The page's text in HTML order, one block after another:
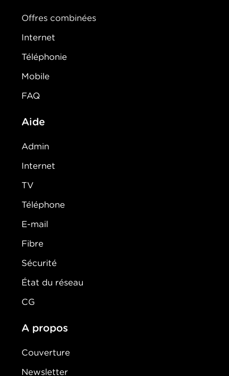
Offres combinées
Internet
Téléphonie
Mobile
FAQ
Aide
Admin
Internet
TV
Téléphone
E-mail
Fibre
Sécurité
État du réseau
CG
A propos
Couverture
Newsletter